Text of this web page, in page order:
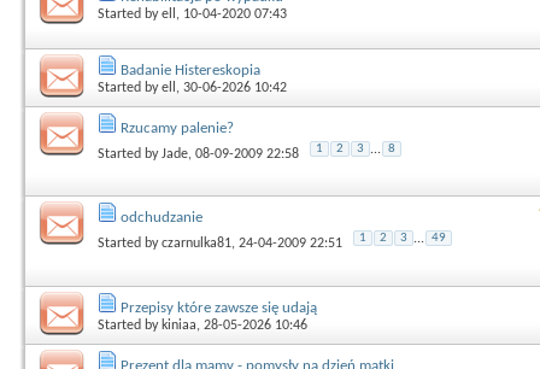
Started byell , 10-04-2020 07:43
Badanie Histereskopia
Started byell , 30-06-2026 10:42
Rzucamy palenie?
Started byJade, 08-09-2009 22:58 1 2 3 ... 8
odchudzanie
Started byczarnulka81, 24-04-2009 22:51 1 2 3 ... 49
Przepisy które zawsze się udają
Started by kiniaa, 28-05-2026 10:46
Prezent dla mamy - pomysły na dzień matki